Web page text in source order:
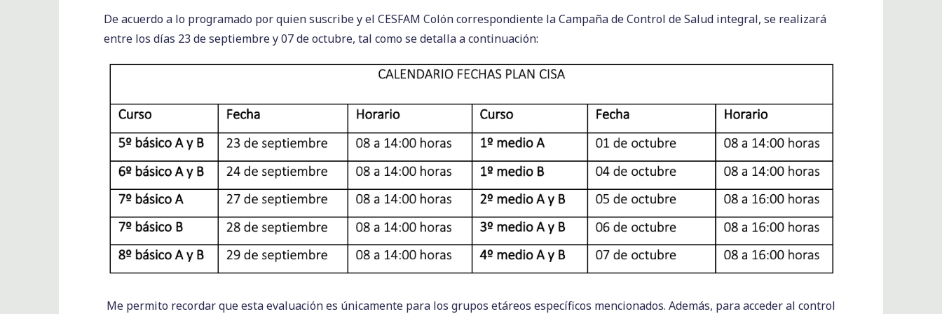
De acuerdo a lo programado por quien suscribe y el CESFAM Colón correspondiente la Campaña de Control de Salud integral, se realizará
entre los días 23 de septiembre y 07 de octubre, tal como se detalla a continuación:
Me permito recordar que esta evaluación es únicamente para los grupos etáreos específicos mencionados. Además, para acceder al control